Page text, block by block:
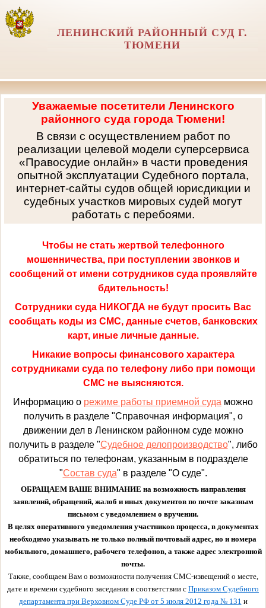
ЛЕНИНСКИЙ РАЙОННЫЙ СУД Г.
ТЮМЕНИ
Уважаемые посетители Ленинского
районного суда города Тюмени!
В связи с осуществлением работ по
реализации целевой модели суперсервиса
«Правосудие онлайн» в части проведения
опытной эксплуатации Судебного портала,
интернет-сайты судов общей юрисдикции и
судебных участков мировых судей могут
работать с перебоями.
Чтобы не стать жертвой телефонного
мошенничества, при поступлении звонков и
сообщений от имени сотрудников суда проявляйте
бдительность!
Сотрудники суда НИКОГДА не будут просить Вас
сообщать коды из СМС, данные счетов, банковских
карт, иные личные данные.
Никакие вопросы финансового характера
сотрудниками суда по телефону либо при помощи
СМС не выясняются.
Информацию о режиме работы приемной суда можно
получить в разделе "Справочная информация", о
движении дел в Ленинском районном суде можно
получить в разделе "Судебное делопроизводство", либо
обратиться по телефонам, указанным в подразделе
"Состав суда" в разделе "О суде".
ОБРАЩАЕМ ВАШЕ ВНИМАНИЕ на возможность направления
заявлений, обращений, жалоб и иных документов по почте заказным
письмом с уведомлением о вручении.
В целях оперативного уведомления участников процесса, в документах
необходимо указывать не только полный почтовый адрес, но и номера
мобильного, домашнего, рабочего телефонов, а также адрес электронной
почты.
Также, сообщаем Вам о возможности получения СМС-извещений о месте,
дате и времени судебного заседания в соответствии с Приказом Судебного
департамента при Верховном Суде РФ от 5 июля 2012 года № 131 и